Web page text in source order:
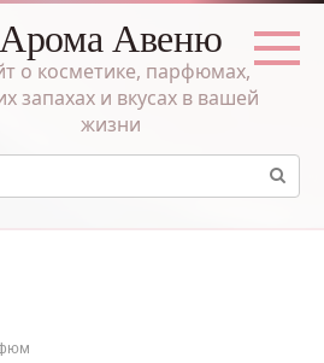
Арома Авеню
о косметике, парфюмах,
запахах и вкусах в вашей
жизни